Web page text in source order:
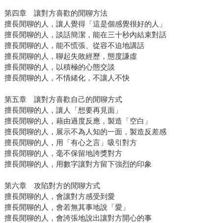
第四章 讓對方喜歡的閒聊方法
擅長閒聊的人，讓人覺得「這是個感覺很好的人」
擅長閒聊的人，談話簡潔，能在三十秒內結束對話
擅長閒聊的人，能不慌張、從容不迫地講話
擅長閒聊的人，聊起失敗經歷，態度謙虛
擅長閒聊的人，以積極的心態交談
擅長閒聊的人，不情緒化，不讓人不快
第五章 讓對方喜歡自己的閒聊方式
擅長閒聊的人，讓人「想要再見面」
擅長閒聊的人，藉由過度反應，製造「空白」
擅長閒聊的人，展示不為人知的一面，製造反差感
擅長閒聊的人，用「有心之言」吸引對方
擅長閒聊的人，毫不保留地誇獎對方
擅長閒聊的人，用數字讓對方留下強烈的印象
第六章 攻陷對方的閒聊方式
擅長閒聊的人，會讓對方感受到愛
擅長閒聊的人，會若無其事地說「愛」
擅長閒聊的人，會誇張地說出讓對方開心的事